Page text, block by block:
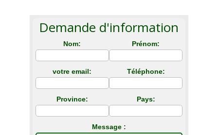
Demande d'information
Nom: Prénom:
votre email: Téléphone:
Province: Pays:
Message :